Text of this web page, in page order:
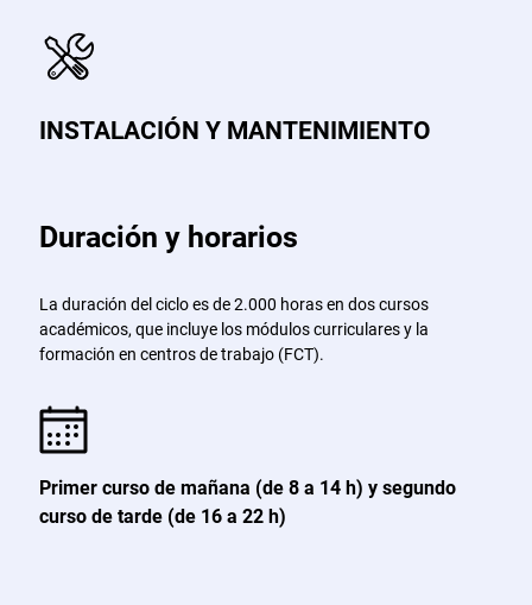
INSTALACIÓN Y MANTENIMIENTO
Duración y horarios
La duración del ciclo es de 2.000 horas en dos cursos
académicos, que incluye los módulos curriculares y la
formación en centros de trabajo (FCT).
Primer curso de mañana (de 8 a 14 h) y segundo
curso de tarde (de 16 a 22 h)